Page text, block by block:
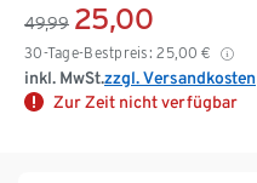
49,99 25,00
30-Tage-Bestpreis: 25,00 €
inkl. MwSt.zzgl. Versandkosten
Zur Zeit nicht verfügbar